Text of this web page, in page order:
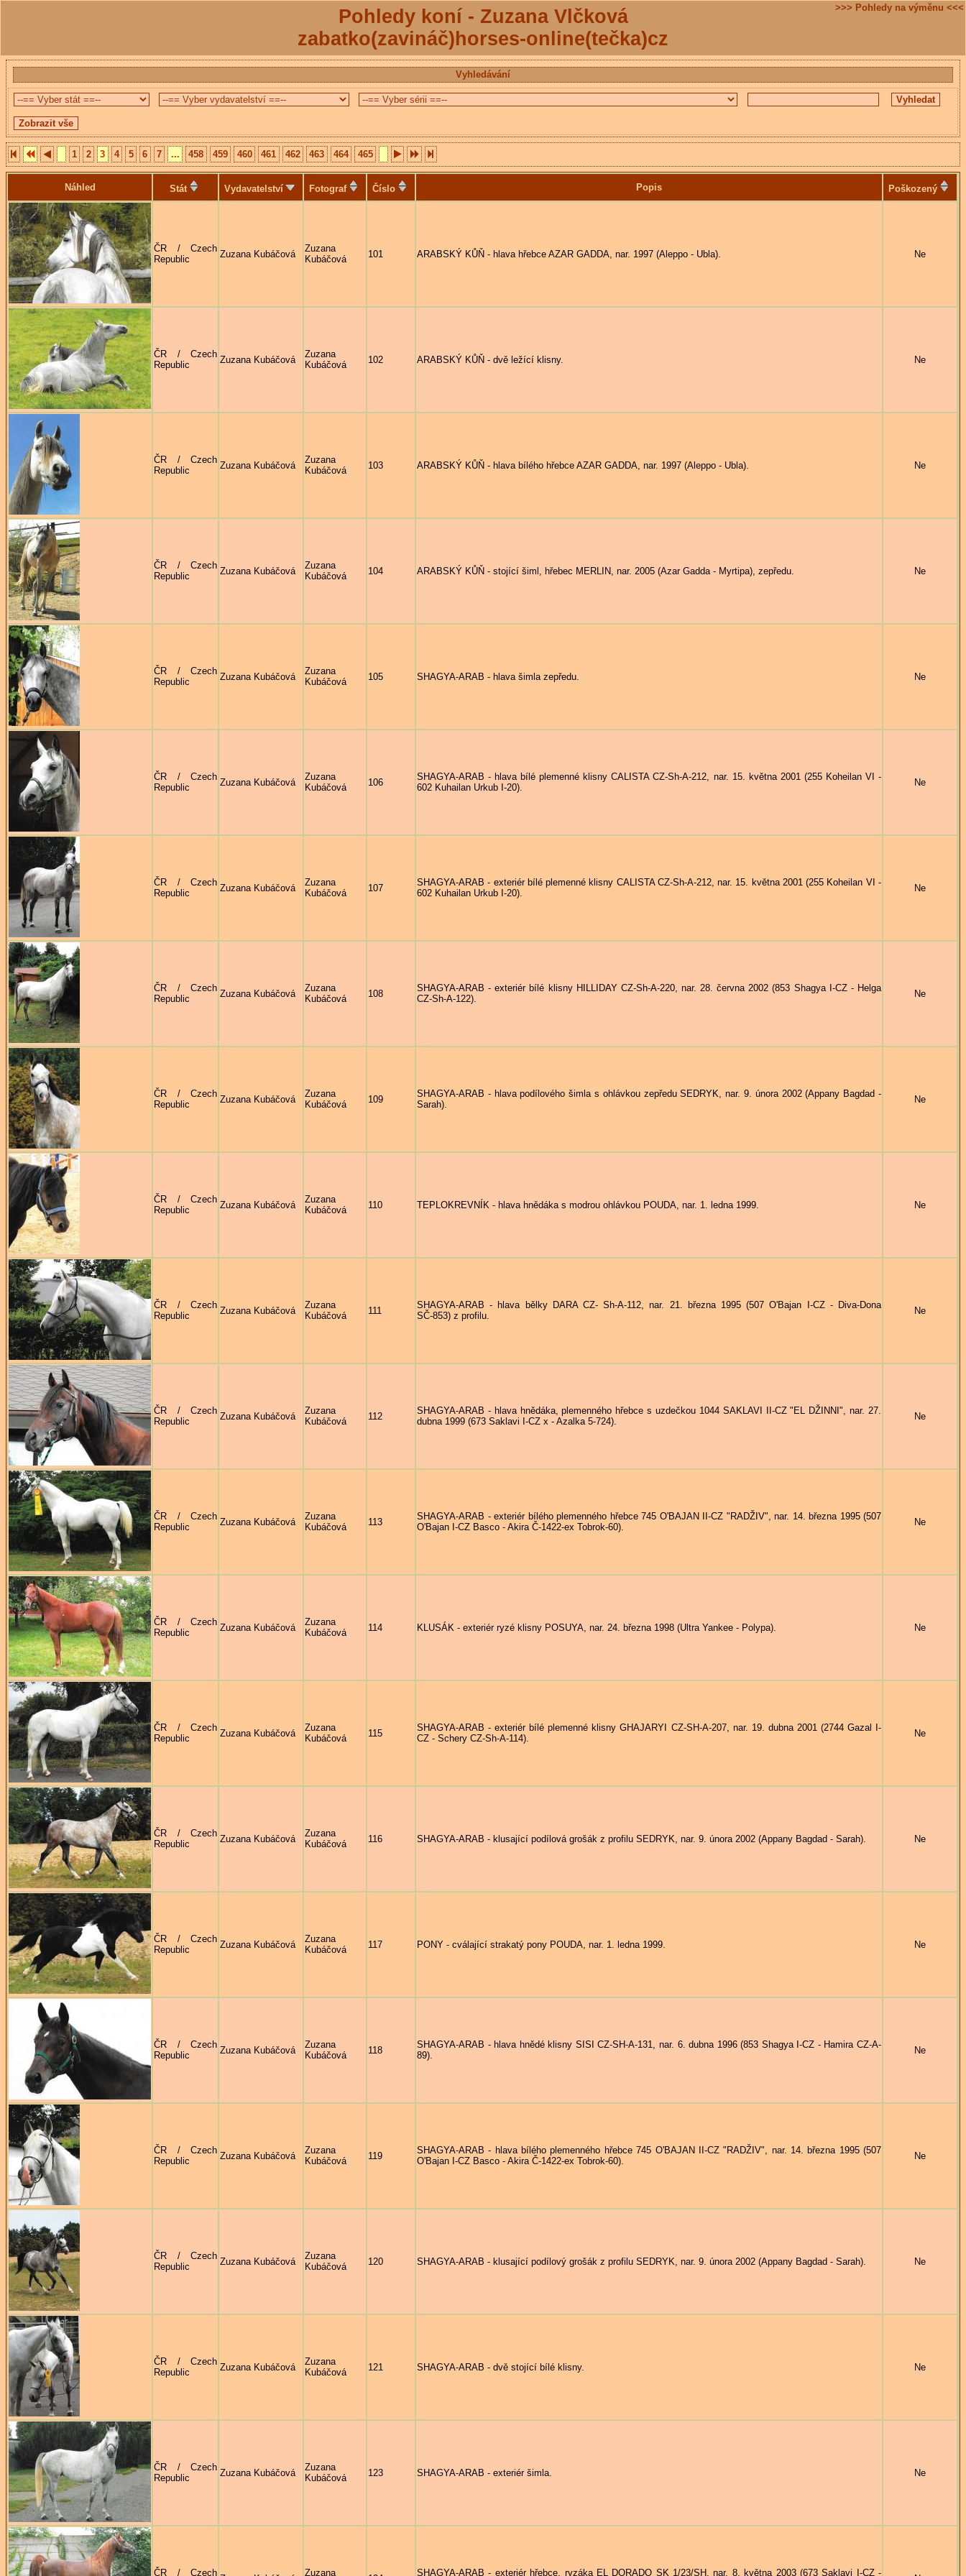
Pohledy koní - Zuzana Vlčková
zabatko(zavináč)horses-online(tečka)cz
>>> Pohledy na výměnu <<<
Vyhledávání
1 2 3 4 5 6 7 ... 458 459 460 461 462 463 464 465
Náhled Stát Vydavatelství Fotograf Číslo Popis Poškozený
ČR / Czech
Republic
Zuzana Kubáčová
Zuzana
Kubáčová
101 ARABSKÝ KŮŇ - hlava hřebce AZAR GADDA, nar. 1997 (Aleppo - Ubla). Ne
ČR / Czech
Republic
Zuzana Kubáčová
Zuzana
Kubáčová
102 ARABSKÝ KŮŇ - dvě ležící klisny. Ne
ČR / Czech
Republic
Zuzana Kubáčová
Zuzana
Kubáčová
103 ARABSKÝ KŮŇ - hlava bílého hřebce AZAR GADDA, nar. 1997 (Aleppo - Ubla). Ne
ČR / Czech
Republic
Zuzana Kubáčová
Zuzana
Kubáčová
104 ARABSKÝ KŮŇ - stojící šiml, hřebec MERLIN, nar. 2005 (Azar Gadda - Myrtipa), zepředu. Ne
ČR / Czech
Republic
Zuzana Kubáčová
Zuzana
Kubáčová
105 SHAGYA-ARAB - hlava šimla zepředu. Ne
ČR / Czech
Republic
Zuzana Kubáčová
Zuzana
Kubáčová
106
SHAGYA-ARAB - hlava bílé plemenné klisny CALISTA CZ-Sh-A-212, nar. 15. května 2001 (255 Koheilan VI -
602 Kuhailan Urkub I-20).
Ne
ČR / Czech
Republic
Zuzana Kubáčová
Zuzana
Kubáčová
107
SHAGYA-ARAB - exteriér bílé plemenné klisny CALISTA CZ-Sh-A-212, nar. 15. května 2001 (255 Koheilan VI -
602 Kuhailan Urkub I-20).
Ne
ČR / Czech
Republic
Zuzana Kubáčová
Zuzana
Kubáčová
108
SHAGYA-ARAB - exteriér bílé klisny HILLIDAY CZ-Sh-A-220, nar. 28. června 2002 (853 Shagya I-CZ - Helga
CZ-Sh-A-122).
Ne
ČR / Czech
Republic
Zuzana Kubáčová
Zuzana
Kubáčová
109
SHAGYA-ARAB - hlava podílového šimla s ohlávkou zepředu SEDRYK, nar. 9. února 2002 (Appany Bagdad -
Sarah).
Ne
ČR / Czech
Republic
Zuzana Kubáčová
Zuzana
Kubáčová
110 TEPLOKREVNÍK - hlava hnědáka s modrou ohlávkou POUDA, nar. 1. ledna 1999. Ne
ČR / Czech
Republic
Zuzana Kubáčová
Zuzana
Kubáčová
111
SHAGYA-ARAB - hlava bělky DARA CZ- Sh-A-112, nar. 21. března 1995 (507 O'Bajan I-CZ - Diva-Dona
SČ-853) z profilu.
Ne
ČR / Czech
Republic
Zuzana Kubáčová
Zuzana
Kubáčová
112
SHAGYA-ARAB - hlava hnědáka, plemenného hřebce s uzdečkou 1044 SAKLAVI II-CZ "EL DŽINNI", nar. 27.
dubna 1999 (673 Saklavi I-CZ x - Azalka 5-724).
Ne
ČR / Czech
Republic
Zuzana Kubáčová
Zuzana
Kubáčová
113
SHAGYA-ARAB - exteriér bílého plemenného hřebce 745 O'BAJAN II-CZ "RADŽIV", nar. 14. března 1995 (507
O'Bajan I-CZ Basco - Akira Č-1422-ex Tobrok-60).
Ne
ČR / Czech
Republic
Zuzana Kubáčová
Zuzana
Kubáčová
114 KLUSÁK - exteriér ryzé klisny POSUYA, nar. 24. března 1998 (Ultra Yankee - Polypa). Ne
ČR / Czech
Republic
Zuzana Kubáčová
Zuzana
Kubáčová
115
SHAGYA-ARAB - exteriér bílé plemenné klisny GHAJARYI CZ-SH-A-207, nar. 19. dubna 2001 (2744 Gazal I-
CZ - Schery CZ-Sh-A-114).
Ne
ČR / Czech
Republic
Zuzana Kubáčová
Zuzana
Kubáčová
116 SHAGYA-ARAB - klusající podílová grošák z profilu SEDRYK, nar. 9. února 2002 (Appany Bagdad - Sarah). Ne
ČR / Czech
Republic
Zuzana Kubáčová
Zuzana
Kubáčová
117 PONY - cválající strakatý pony POUDA, nar. 1. ledna 1999. Ne
ČR / Czech
Republic
Zuzana Kubáčová
Zuzana
Kubáčová
118
SHAGYA-ARAB - hlava hnědé klisny SISI CZ-SH-A-131, nar. 6. dubna 1996 (853 Shagya I-CZ - Hamira CZ-A-
89).
Ne
ČR / Czech
Republic
Zuzana Kubáčová
Zuzana
Kubáčová
119
SHAGYA-ARAB - hlava bílého plemenného hřebce 745 O'BAJAN II-CZ "RADŽIV", nar. 14. března 1995 (507
O'Bajan I-CZ Basco - Akira Č-1422-ex Tobrok-60).
Ne
ČR / Czech
Republic
Zuzana Kubáčová
Zuzana
Kubáčová
120 SHAGYA-ARAB - klusající podílový grošák z profilu SEDRYK, nar. 9. února 2002 (Appany Bagdad - Sarah). Ne
ČR / Czech
Republic
Zuzana Kubáčová
Zuzana
Kubáčová
121 SHAGYA-ARAB - dvě stojící bílé klisny. Ne
ČR / Czech
Republic
Zuzana Kubáčová
Zuzana
Kubáčová
123 SHAGYA-ARAB - exteriér šimla. Ne
ČR / Czech Zuzana SHAGYA-ARAB - exteriér hřebce, ryzáka EL DORADO SK 1/23/SH, nar. 8. května 2003 (673 Saklavi I-CZ -